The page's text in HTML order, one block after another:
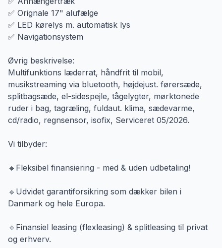
✅ Orignale 17" alufælge
✅ LED kørelys m. automatisk lys
✅ Navigationsystem
Øvrig beskrivelse:
Multifunktions læderrat, håndfrit til mobil,
musikstreaming via bluetooth, højdejust. førersæde,
splitbagsæde, el-sidespejle, tågelygter, mørktonede
ruder i bag, tagræling, fuldaut. klima, sædevarme,
cd/radio, regnsensor, isofix, Serviceret 05/2026.
Vi tilbyder:
🔹Fleksibel finansiering - med & uden udbetaling!
🔹Udvidet garantiforsikring som dækker bilen i
Danmark og hele Europa.
🔹Finansiel leasing (flexleasing) & splitleasing til privat
og erhverv.